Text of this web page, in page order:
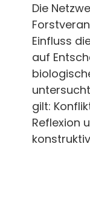
Die
Einfluss
auf
gilt:
Reflexion